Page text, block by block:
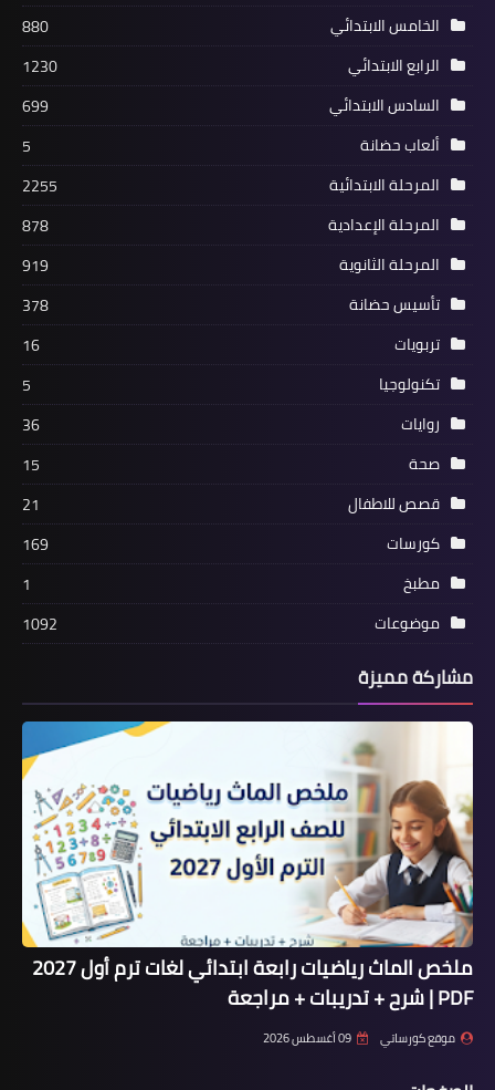
الخامس الابتدائي
880
الرابع الابتدائي
1230
السادس الابتدائي
699
ألعاب حضانة
5
المرحلة الابتدائية
2255
المرحلة الإعدادية
878
المرحلة الثانوية
919
تأسيس حضانة
378
تربويات
16
تكنولوجيا
5
روايات
36
صحة
15
قصص للاطفال
21
كورسات
169
مطبخ
1
موضوعات
1092
مشاركة مميزة
ملخص الماث رياضيات رابعة ابتدائي لغات ترم أول 2027
PDF | شرح + تدريبات + مراجعة
موقع كورساتي 09 أغسطس 2026